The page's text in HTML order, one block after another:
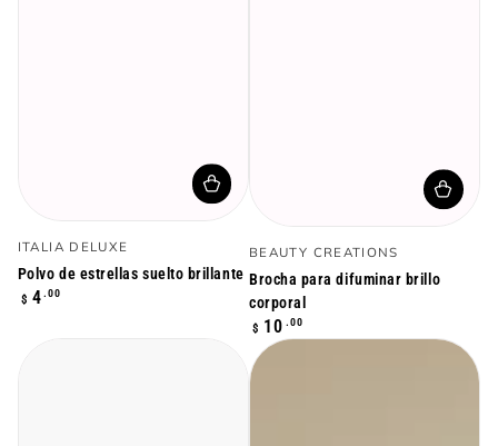
Vendedor:
ITALIA DELUXE
Polvo de estrellas suelto brillante
Precio
$ 4 .00
Vendedor:
BEAUTY CREATIONS
Brocha para difuminar brillo
corporal
Precio
regular
$ 10 .00